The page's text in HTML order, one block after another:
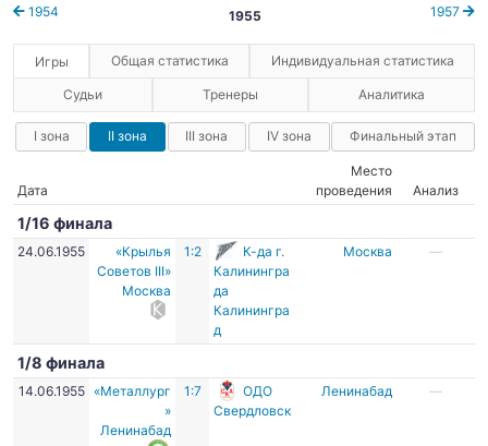
1954 1957
1955
Игры Общая статистика Индивидуальная статистика
Судьи Тренеры Аналитика
I зона II зона III зона IV зона Финальный этап
Дата
Место
проведения
Анализ
1/16 финала
24.06.1955
«Крылья
Советов III»
Москва
1:2
К-да г.
Калинингра
да
Калинингра
д
Москва —
1/8 финала
14.06.1955
«Металлург
»
Ленинабад
1:7
ОДО
Свердловск
Ленинабад —